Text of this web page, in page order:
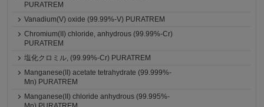
PURATREM
Vanadium(V) oxide (99.99%-V) PURATREM
Chromium(II) chloride, anhydrous (99.99%-Cr)
PURATREM
塩化クロミル, (99.99%-Cr) PURATREM
Manganese(II) acetate tetrahydrate (99.999%-
Mn) PURATREM
Manganese(II) chloride anhydrous (99.995%-